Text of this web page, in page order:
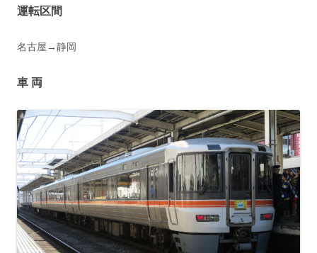
運転区間
名古屋→静岡
車 両